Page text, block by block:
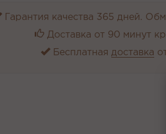
Гарантия качества 365 дней.
Доставка от 90 минут
Бесплатная доставка